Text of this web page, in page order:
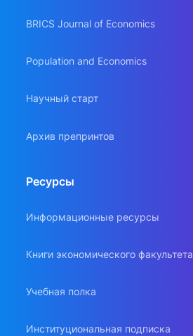
BRICS Journal of Economics
Population and Economics
Научный старт
Архив препринтов
Ресурсы
Информационные ресурсы
Книги экономического факультета
Учебная полка
Институциональная подписка